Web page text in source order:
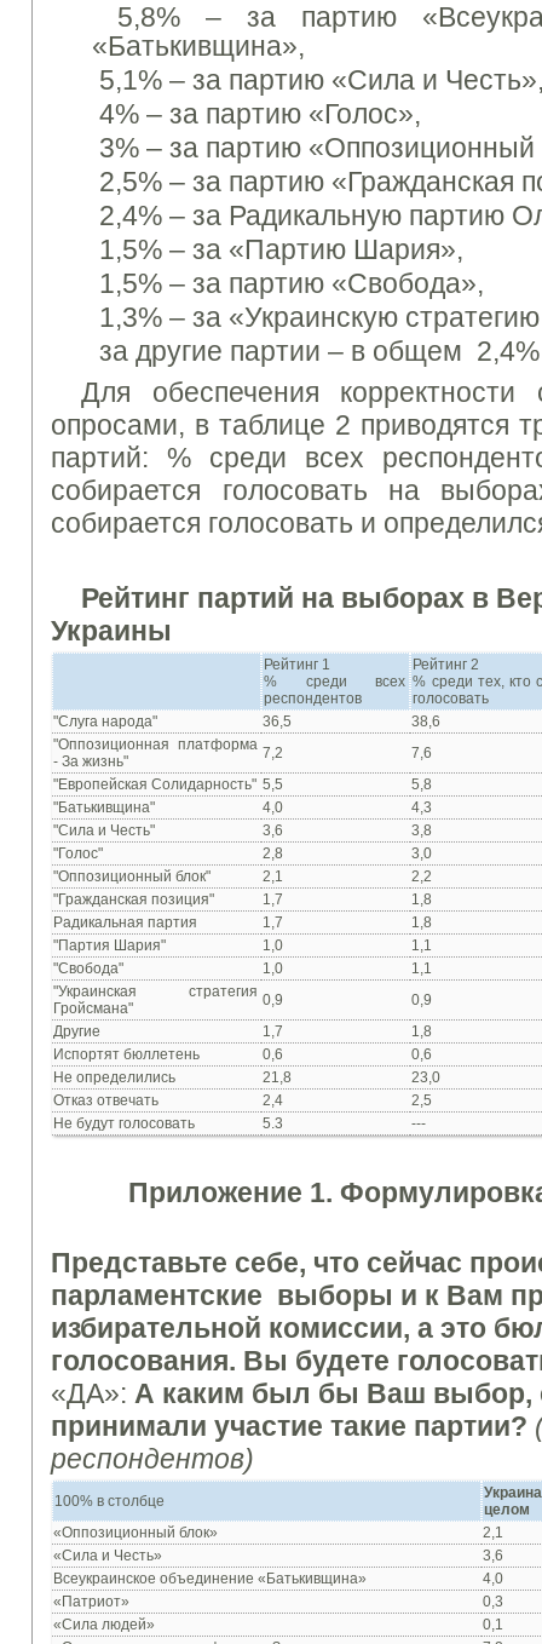
5,8% – за партию
«Батькивщина»,
5,1% – за партию «Сила и
4% – за партию «Голос»,
3% – за партию «Оппозиционный
2,5% – за партию «Гражданская
2,4% – за Радикальную партию
1,5% – за «Партию Шария»,
1,5% – за партию «Свобода»,
1,3% – за «Украинскую
за другие партии – в общем
Для обеспечения
опросами, в таблице 2 приводятся
партий: % среди всех
собирается голосовать на
собирается голосовать и
Рейтинг партий на выборах в
Украины
Рейтинг 1
% среди всех
респондентов
Рейтинг 2
% среди тех, кто
голосовать
"Слуга народа"
36,5
38,6
"Оппозиционная платформа
- За жизнь"
7,2
7,6
"Европейская Солидарность" 5,5
5,8
"Батькивщина"
4,0
4,3
"Сила и Честь"
3,6
3,8
"Голос"
2,8
3,0
"Оппозиционный блок"
2,1
2,2
"Гражданская позиция"
1,7
1,8
Радикальная партия
1,7
1,8
"Партия Шария"
1,0
1,1
"Свобода"
1,0
1,1
"Украинская стратегия
Гройсмана"
0,9
0,9
Другие
1,7
1,8
Испортят бюллетень
0,6
0,6
Не определились
21,8
23,0
Отказ отвечать
2,4
2,5
Не будут голосовать
5.3 ---
Приложение 1.
Представьте себе, что сейчас
парламентские выборы и к Вам
избирательной комиссии, а это
голосования. Вы будете
«ДА»: А каким был бы Ваш выбор,
принимали участие такие партии?
респондентов)
100% в столбце
целом
«Оппозиционный блок»
2,1
«Сила и Честь»
3,6
Всеукраинское объединение «Батькивщина»
4,0
«Патриот»
0,3
«Сила людей»
0,1